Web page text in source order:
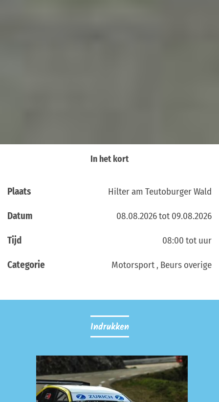
In het kort
Plaats Hilter am Teutoburger Wald
Datum 08.08.2026 tot 09.08.2026
Tijd 08:00 tot uur
Categorie Motorsport , Beurs overige
Indrukken